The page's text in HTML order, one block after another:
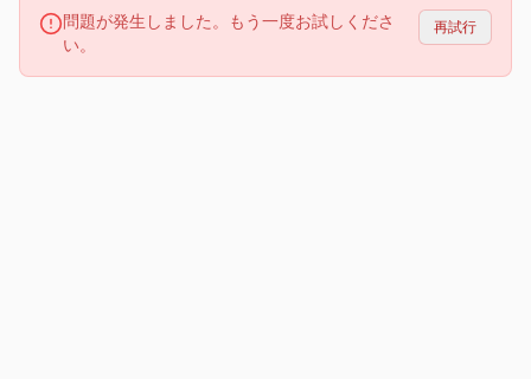
問題が発生しました。もう一度お試しくださ
い。
再試行